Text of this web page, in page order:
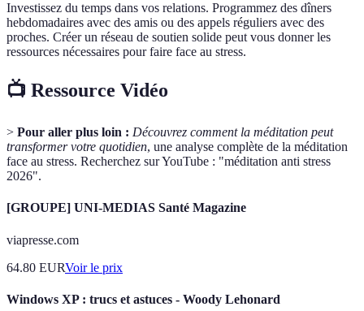
Investissez du temps dans vos relations. Programmez des dîners
hebdomadaires avec des amis ou des appels réguliers avec des
proches. Créer un réseau de soutien solide peut vous donner les
ressources nécessaires pour faire face au stress.
📺 Ressource Vidéo
> Pour aller plus loin : Découvrez comment la méditation peut
transformer votre quotidien, une analyse complète de la méditation
face au stress. Recherchez sur YouTube : "méditation anti stress
2026".
[GROUPE] UNI-MEDIAS Santé Magazine
viapresse.com
64.80 EURVoir le prix
Windows XP : trucs et astuces - Woody Lehonard